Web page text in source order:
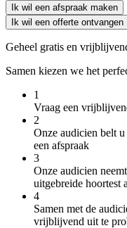
Ik wil een afspraak maken
Ik wil een offerte ontvangen
Geheel gratis en
Samen kiezen we het
1
Vraag een
2
Onze audicien belt
een afspraak
3
Onze audicien
uitgebreide hoortest
4
Samen met de
vrijblijvend uit te